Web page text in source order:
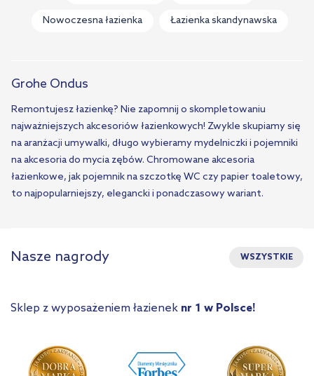
Nowoczesna łazienka Łazienka skandynawska
Grohe Ondus
Remontujesz łazienkę? Nie zapomnij o skompletowaniu
najważniejszych akcesoriów łazienkowych! Zwykle skupiamy się
na aranżacji umywalki, długo wybieramy mydelniczki i pojemniki
na akcesoria do mycia zębów. Chromowane akcesoria
łazienkowe, jak pojemnik na szczotkę WC czy papier toaletowy,
to najpopularniejszy, elegancki i ponadczasowy wariant.
Nasze nagrody WSZYSTKIE
Sklep z wyposażeniem łazienek nr 1 w Polsce!